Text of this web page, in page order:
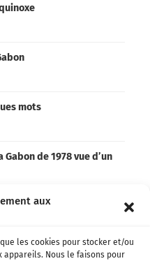
aux
les cookies pour stocker et/ou
Nous le faisons pour
mots
de 1978 vue d’un
des français